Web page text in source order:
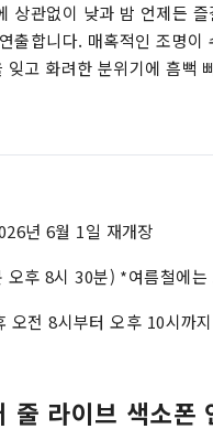
상관없이 낮과 밤 언제든
출합니다. 매혹적인 조명이
고 화려한 분위기에 흠뻑
년 6월 1일 재개장
후 8시 30분) *여름철에
오전 8시부터 오후 10시까
줄 라이브 색소폰